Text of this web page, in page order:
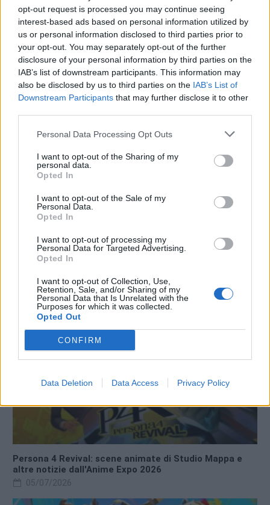
opt-out request is processed you may continue seeing
interest-based ads based on personal information utilized by
us or personal information disclosed to third parties prior to
your opt-out. You may separately opt-out of the further
disclosure of your personal information by third parties on the
IAB’s list of downstream participants. This information may
also be disclosed by us to third parties on the IAB’s List of
Downstream Participants that may further disclose it to other
Personal Data Processing Opt Outs
I want to opt-out of the Sharing of my
personal data.
Opted In
I want to opt-out of the Sale of my
Personal Data.
Opted In
I want to opt-out of processing my
Personal Data for Targeted Advertising.
Opted In
I want to opt-out of Collection, Use,
Retention, Sale, and/or Sharing of my
Personal Data that Is Unrelated with the
Purposes for which it was collected.
Opted Out
CONFIRM
Data Deletion Data Access Privacy Policy
TAGS P4R PERSONA 4 REVIVAL
Previous article
P5X: Guida all'uso di Yukari Takeba
Next article
Atlus mostra il primo teaser di Persona 6
Andrea Scursatone
POTREBBE INTERESSARTI
Persona 4 Revival: scene animate di Studio Mappa e
altre notizie dall'Anime Expo 2026
05/07/2026